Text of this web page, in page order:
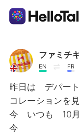
Aplikasi
AI Grammar
Indonesia
ファミチ
EN FR
昨日は デパー
コレーションを
今 いつも 10
今